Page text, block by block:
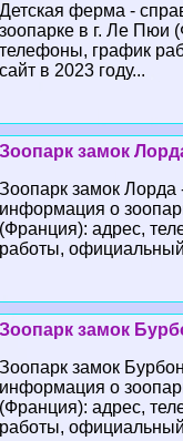
Детская ферма -
зоопарке в г. Ле Пюи
телефоны, график
сайт в 2023 году...
Зоопарк замок
Зоопарк замок Лорда
информация о
(Франция): адрес,
работы, официальный
Зоопарк замок
Зоопарк замок
информация о
(Франция): адрес,
работы, официальный